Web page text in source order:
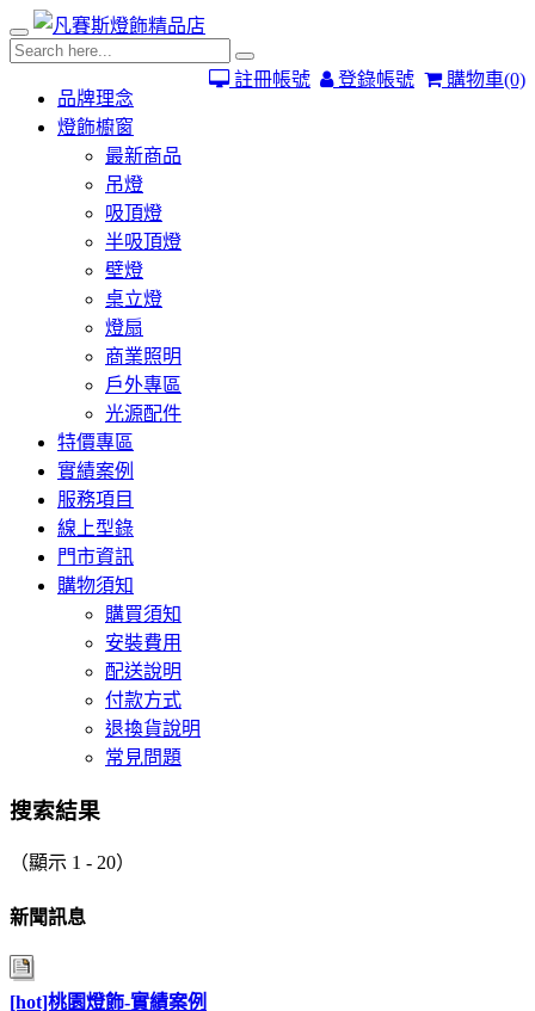
購物車(0)
登錄帳號
註冊帳號
品牌理念
燈飾櫥窗
最新商品
吊燈
吸頂燈
半吸頂燈
壁燈
桌立燈
燈扇
商業照明
戶外專區
光源配件
特價專區
實績案例
服務項目
線上型錄
門市資訊
購物須知
購買須知
安裝費用
配送說明
付款方式
退換貨說明
常見問題
搜索結果
（顯示 1 - 20）
新聞訊息
[hot]桃園燈飾-實績案例